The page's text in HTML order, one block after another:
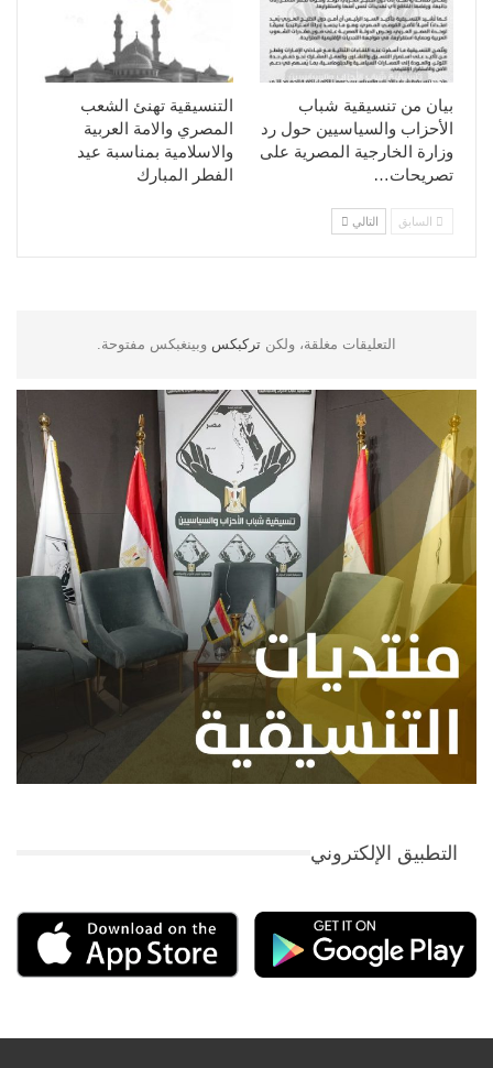
التنسيقية تهنئ الشعب
المصري والامة العربية
والاسلامية بمناسبة عيد
الفطر المبارك
بيان من تنسيقية شباب
الأحزاب والسياسيين حول رد
وزارة الخارجية المصرية على
تصريحات…
السابق التالي
التعليقات مغلقة، ولكن تركبكس وبينغبكس مفتوحة.
التطبيق الإلكتروني